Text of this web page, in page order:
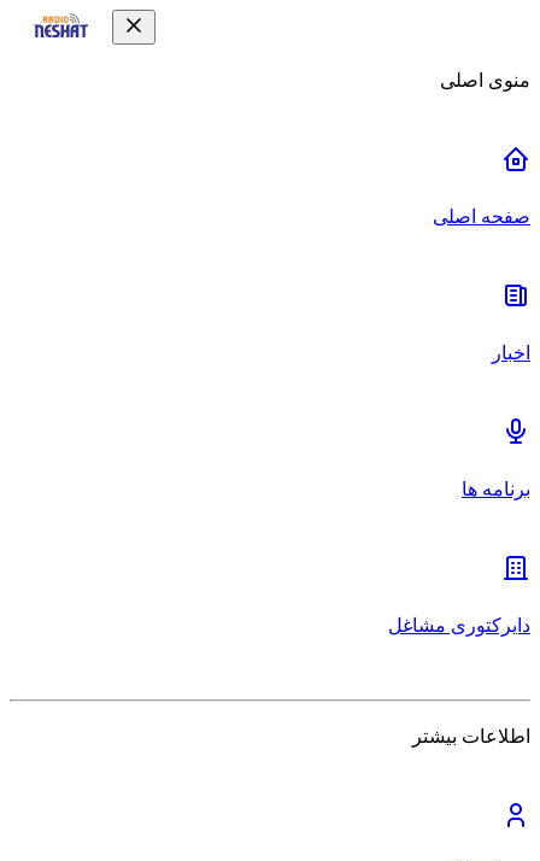
منوی اصلی
صفحه اصلی
اخبار
برنامه ها
دایرکتوری مشاغل
اطلاعات بیشتر